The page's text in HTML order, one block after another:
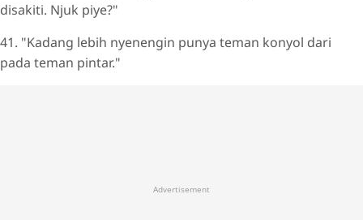
disakiti. Njuk piye?"
41. "Kadang lebih nyenengin punya teman konyol dari
pada teman pintar."
Advertisement